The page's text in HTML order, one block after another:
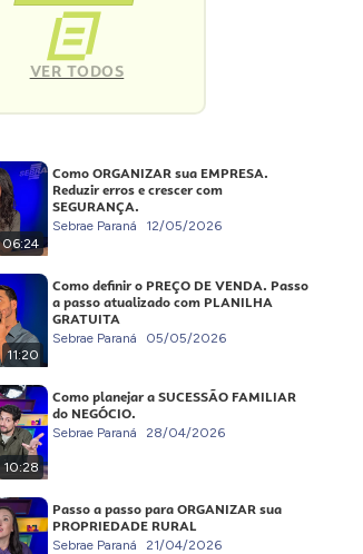
VER TODOS
06:24
Como ORGANIZAR sua EMPRESA.
Reduzir erros e crescer com
SEGURANÇA.
Sebrae Paraná 12/05/2026
11:20
Como definir o PREÇO DE VENDA. Passo
a passo atualizado com PLANILHA
GRATUITA
Sebrae Paraná 05/05/2026
10:28
Como planejar a SUCESSÃO FAMILIAR
do NEGÓCIO.
Sebrae Paraná 28/04/2026
Passo a passo para ORGANIZAR sua
PROPRIEDADE RURAL
Sebrae Paraná 21/04/2026